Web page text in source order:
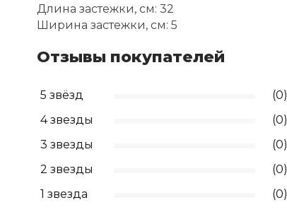
Длина застежки, см: 32
Ширина застежки, см: 5
Отзывы покупателей
5 звёзд
(0)
4 звезды
(0)
3 звезды
(0)
2 звезды
(0)
1 звезда
(0)